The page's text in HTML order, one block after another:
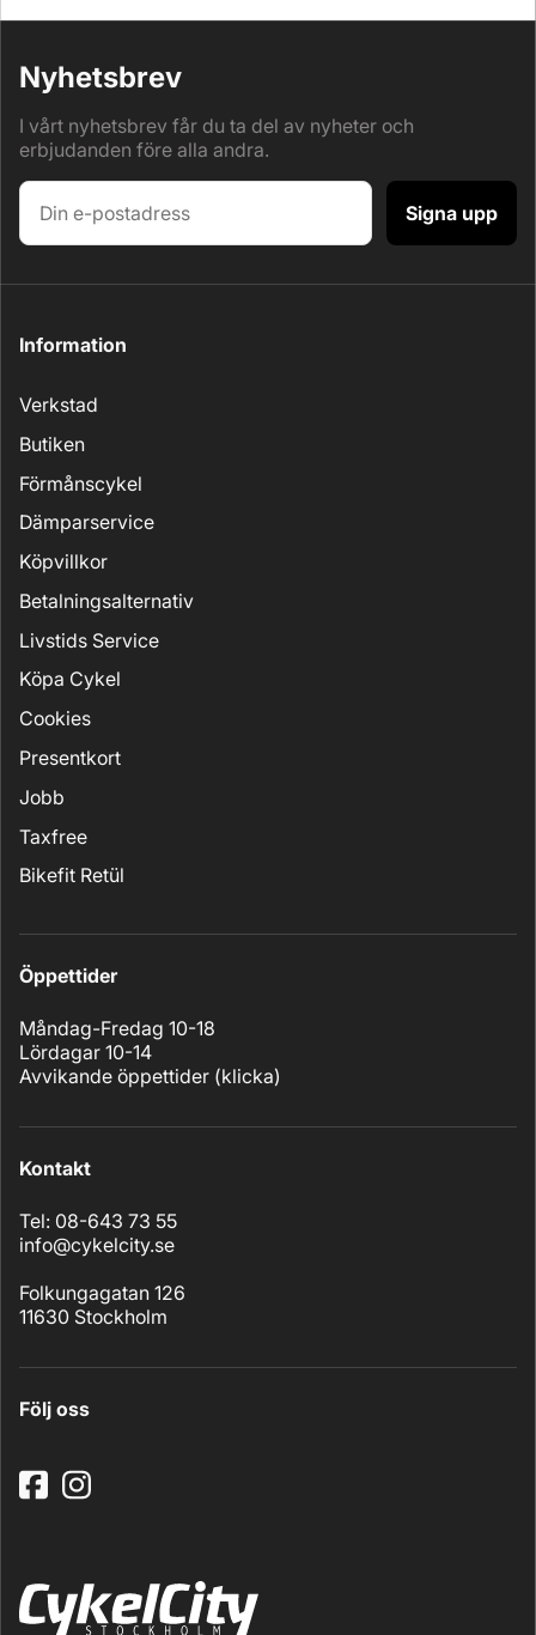
Nyhetsbrev
I vårt nyhetsbrev får du ta del av nyheter och
erbjudanden före alla andra.
Signa upp
Information
Verkstad
Butiken
Förmånscykel
Dämparservice
Köpvillkor
Betalningsalternativ
Livstids Service
Köpa Cykel
Cookies
Presentkort
Jobb
Taxfree
Bikefit Retül
Öppettider
Måndag-Fredag 10-18
Lördagar 10-14
Avvikande öppettider (klicka)
Kontakt
Tel: 08-643 73 55
info@cykelcity.se
Folkungagatan 126
11630 Stockholm
Följ oss